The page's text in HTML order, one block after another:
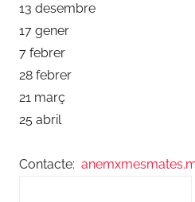
13 desembre
17 gener
7 febrer
28 febrer
21 març
25 abril
Contacte: